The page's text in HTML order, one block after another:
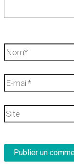
Nom*
E-
Site